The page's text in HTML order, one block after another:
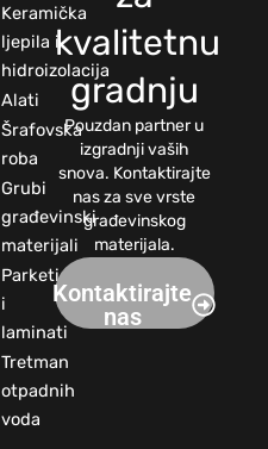
Keramička
ljepila i
hidroizolacija
Alati
Šrafovska
roba
Grubi
građevinski
materijali
Parketi
i
laminati
Tretman
otpadnih
voda
kvalitetnu
gradnju
Pouzdan partner u
izgradnji vaših
snova. Kontaktirajte
nas za sve vrste
građevinskog
materijala.
Kontaktirajte
nas